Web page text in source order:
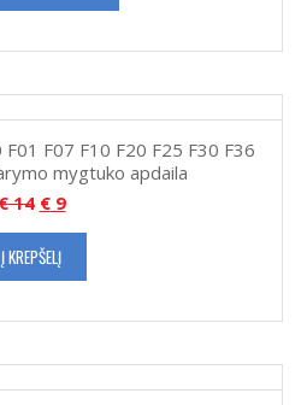
F01 F07 F10 F20 F25 F30 F36
mygtuko apdaila
14 €9
Į KREPŠELĮ